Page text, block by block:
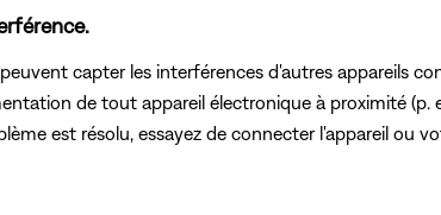
capter les interférences d'autres appareils
de tout appareil électronique à proximité (p.
est résolu, essayez de connecter l'appareil